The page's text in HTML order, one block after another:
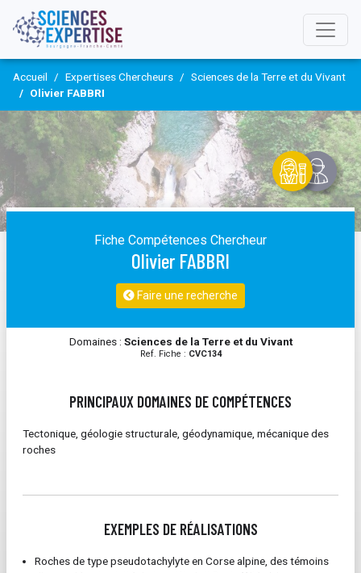
Accueil Expertises Chercheurs
Sciences de la Terre et du Vivant
Olivier FABBRI
Fiche Compétences Chercheur
Olivier FABBRI
Faire une recherche
Domaines : Sciences de la Terre et du Vivant
Ref. Fiche : CVC134
PRINCIPAUX DOMAINES DE COMPÉTENCES
Tectonique, géologie structurale, géodynamique, mécanique des
roches
EXEMPLES DE RÉALISATIONS
Roches de type pseudotachylyte en Corse alpine, des témoins